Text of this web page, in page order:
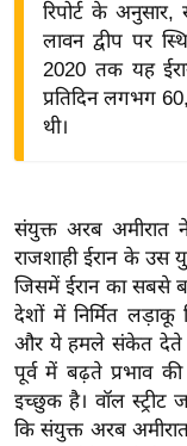
वि
रा
य
ब
ज
ट
खे
ल
रिपोर्ट के
लावन द्वीप पर
2020 तक यह
प्रतिदिन लगभग
थी।
संयुक्त अरब अमीरात
राजशाही ईरान के
जिसमें ईरान का सबसे
देशों में निर्मित लड़ाकू
और ये हमले संकेत देते
पूर्व में बढ़ते प्रभाव
इच्छुक है। वॉल स्ट्रीट
कि संयुक्त अरब